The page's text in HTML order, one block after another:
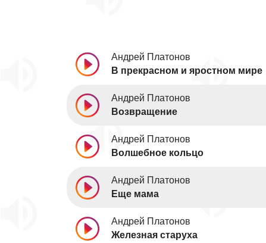
Андрей Платонов
В прекрасном и яростном мире
Андрей Платонов
Возвращение
Андрей Платонов
Волшебное кольцо
Андрей Платонов
Еще мама
Андрей Платонов
Железная старуха